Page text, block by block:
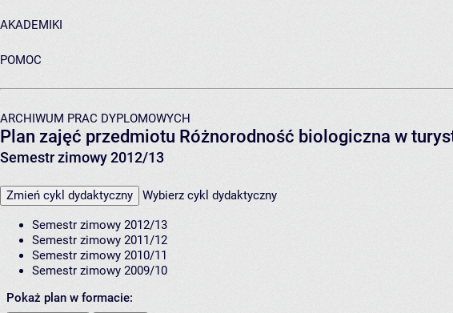
AKADEMIKI
POMOC
ARCHIWUM PRAC DYPLOMOWYCH
Plan zajęć przedmiotu Różnorodność biologiczna w
Semestr zimowy 2012/13
Zmień cykl dydaktyczny Wybierz cykl dydaktyczny
Semestr zimowy 2012/13
Semestr zimowy 2011/12
Semestr zimowy 2010/11
Semestr zimowy 2009/10
Pokaż plan w formacie: